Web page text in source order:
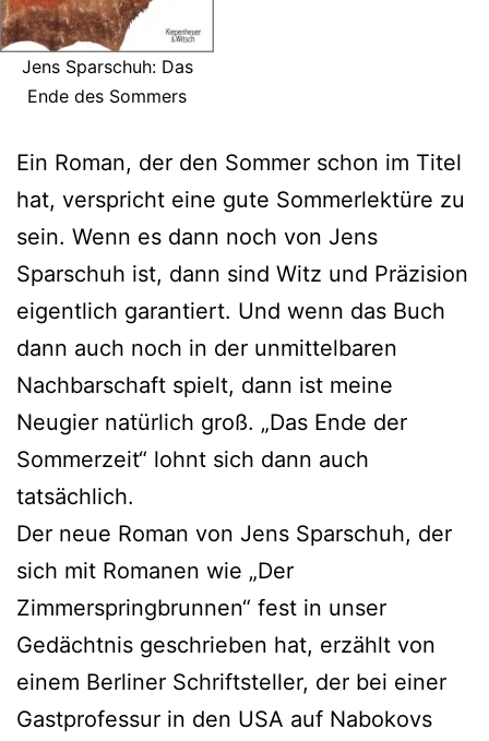
Jens Sparschuh: Das
Ende des Sommers
Ein Roman, der den Sommer schon im Titel
hat, verspricht eine gute Sommerlektüre zu
sein. Wenn es dann noch von Jens
Sparschuh ist, dann sind Witz und Präzision
eigentlich garantiert. Und wenn das Buch
dann auch noch in der unmittelbaren
Nachbarschaft spielt, dann ist meine
Neugier natürlich groß. „Das Ende der
Sommerzeit“ lohnt sich dann auch
tatsächlich.
Der neue Roman von Jens Sparschuh, der
sich mit Romanen wie „Der
Zimmerspringbrunnen“ fest in unser
Gedächtnis geschrieben hat, erzählt von
einem Berliner Schriftsteller, der bei einer
Gastprofessur in den USA auf Nabokovs